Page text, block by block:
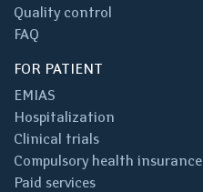
Quality control
FAQ
FOR PATIENT
EMIAS
Hospitalization
Clinical trials
Compulsory health insurance
Paid services